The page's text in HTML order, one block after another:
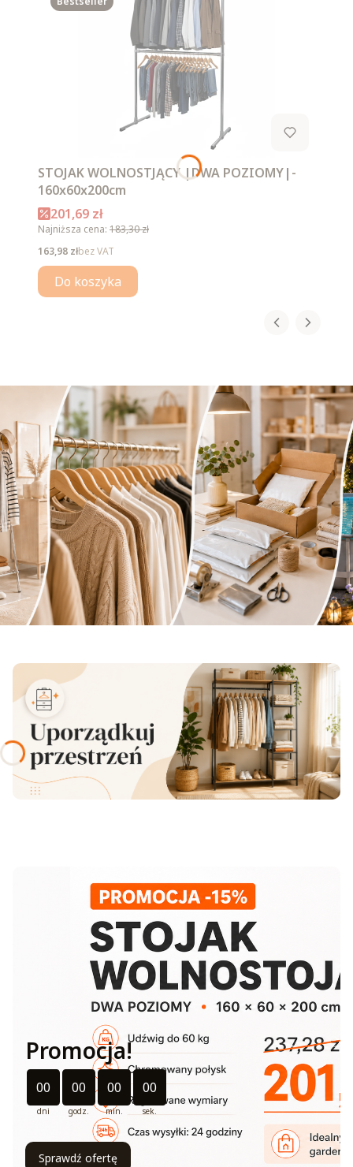
STOJAK WOLNOSTJĄCY |DWA POZIOMY|-
160x60x200cm
Cena promocyjna
201,69 zł
Najniższa cena: 183,30 zł
Cena
163,98 złbez VAT
Do koszyka
Promocja!
Odliczanie czasu do: 2026-08-31 11:11:00
00
dni
00
godz.
00
min.
00
sek.
Sprawdź ofertę